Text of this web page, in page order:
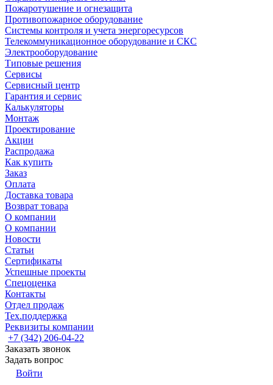
Пожаротушение и огнезащита
Противопожарное оборудование
Системы контроля и учета энергоресурсов
Телекоммуникационное оборудование и СКС
Электрооборудование
Типовые решения
Сервисы
Сервисный центр
Гарантия и сервис
Калькуляторы
Монтаж
Проектирование
Акции
Распродажа
Как купить
Заказ
Оплата
Доставка товара
Возврат товара
О компании
О компании
Новости
Статьи
Сертификаты
Успешные проекты
Спецоценка
Контакты
Отдел продаж
Тех.поддержка
Реквизиты компании
+7 (342) 206-04-22
Заказать звонок
Задать вопрос
Войти